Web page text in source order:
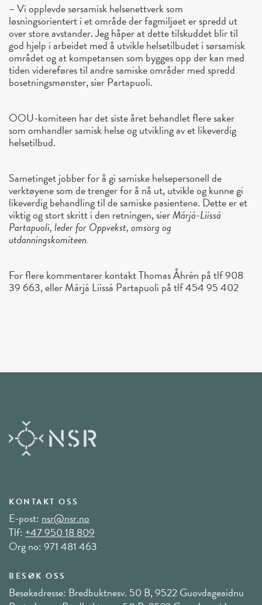
– Vi opplevde sørsamisk helsenettverk som
løsningsorientert i et område der fagmiljøet er spredd ut
over store avstander. Jeg håper at dette tilskuddet blir til
god hjelp i arbeidet med å utvikle helsetilbudet i sørsamisk
området og at kompetansen som bygges opp der kan med
tiden videreføres til andre samiske områder med spredd
bosetningsmønster, sier Partapuoli.
OOU-komiteen har det siste året behandlet flere saker
som omhandler samisk helse og utvikling av et likeverdig
helsetilbud.
Sametinget jobber for å gi samiske helsepersonell de
verktøyene som de trenger for å nå ut, utvikle og kunne gi
likeverdig behandling til de samiske pasientene. Dette er et
viktig og stort skritt i den retningen, sierMárjá-Liissá
Partapuoli, leder for Oppvekst, omsorg og
utdanningskomiteen.
For flere kommentarer kontakt Thomas Åhrén på tlf 908
39 663, eller Márjá Liissá Partapuoli på tlf 454 95 402
KONTAKT OSS
E-post:nsr@nsr.no
Tlf:+47 950 18 809
Org no: 971 481 463
BESØK OSS
Besøkadresse: Bredbuktnesv. 50 B, 9522 Guovdageaidnu